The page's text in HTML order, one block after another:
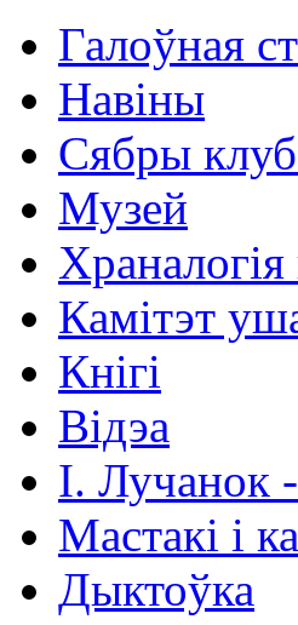
Галоўная
Навіны
Сябры
Музей
Храналогія
Камітэт
Кнігі
Відэа
І. Лучанок
Мастакі i
Дыктоўка